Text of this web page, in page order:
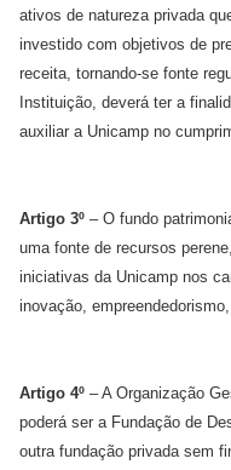
ativos de natureza privada
investido com objetivos de
receita, tornando-se fonte
Instituição, deverá ter a
auxiliar a Unicamp no
Artigo 3º – O fundo
uma fonte de recursos
iniciativas da Unicamp nos
inovação,
Artigo 4º – A Organização
poderá ser a Fundação de
outra fundação privada sem